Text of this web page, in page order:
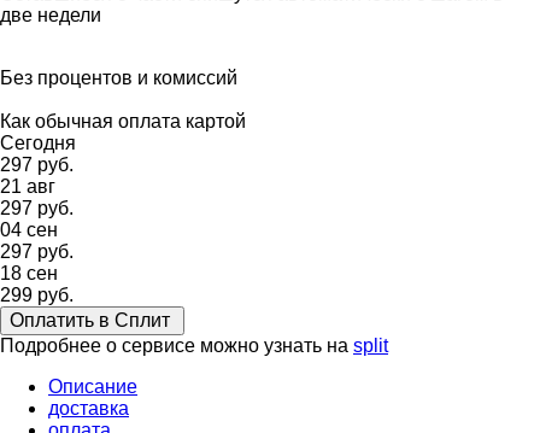
две недели
Без процентов и комиссий
Как обычная оплата картой
Сегодня
297 руб.
21 авг
297 руб.
04 сен
297 руб.
18 сен
299 руб.
Оплатить в Сплит
Подробнее о сервисе можно узнать на split
Описание
доставка